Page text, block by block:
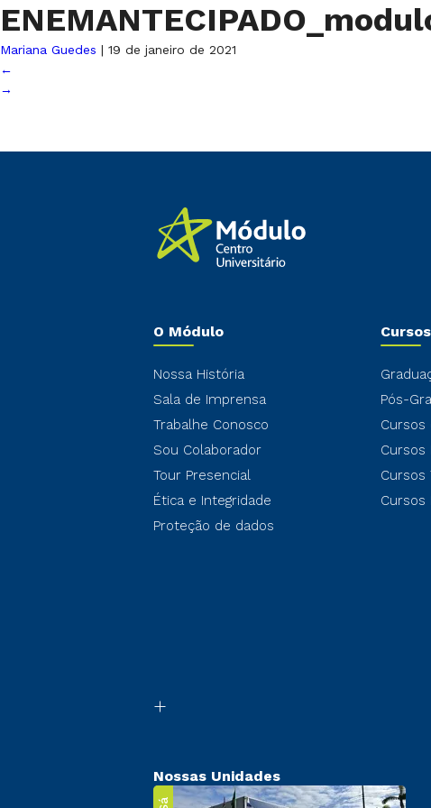
Mariana Guedes | 19 de janeiro de 2021
←
→
O Módulo
Nossa História
Sala de Imprensa
Trabalhe Conosco
Sou Colaborador
Tour Presencial
Ética e Integridade
Proteção de dados
Cursos
Pós-
Cursos
Cursos
Cursos
Cursos
Nossas Unidades